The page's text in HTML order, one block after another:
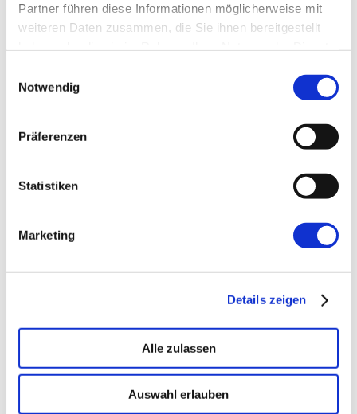
Partner führen diese Informationen möglicherweise mit
weiteren Daten zusammen, die Sie ihnen bereitgestellt
Notwendig
Präferenzen
Statistiken
Marketing
Details zeigen
Alle zulassen
Auswahl erlauben
Website
WSL2 (richtig) konfigurieren